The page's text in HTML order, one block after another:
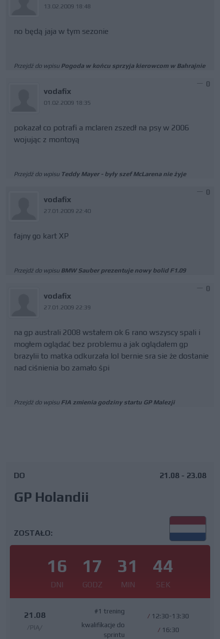
13.02.2009 18:48
no będą jaja w tym sezonie
Przejdź do wpisu Pogoda w końcu sprzyja kierowcom w Bahrajnie
vodafix
01.02.2009 18:35
0
pokazał co potrafi a mclaren zszedł na psy w 2006
wojując z montoyą
Przejdź do wpisu Teddy Mayer - były szef McLarena nie żyje
vodafix
27.01.2009 22:40
0
fajny go kart XP
Przejdź do wpisu BMW Sauber prezentuje nowy bolid F1.09
vodafix
27.01.2009 22:39
0
na gp australi 2008 wstałem ok 6 rano wszyscy spali i
mogłem oglądać bez problemu a jak oglądałem gp
brazylii to matka odkurzała lol bernie sra sie że dostanie
nad ciśnienia bo zamało śpi
Przejdź do wpisu FIA zmienia godziny startu GP Malezji
DO
GP Holandii
21.08 - 23.08
ZOSTAŁO:
16
DNI
17
GODZ
31
MIN
43
SEK
21.08
/PIĄ/
#1 trening
kwalifikacje do
sprintu
/ 12:30-13:30
/ 16:30